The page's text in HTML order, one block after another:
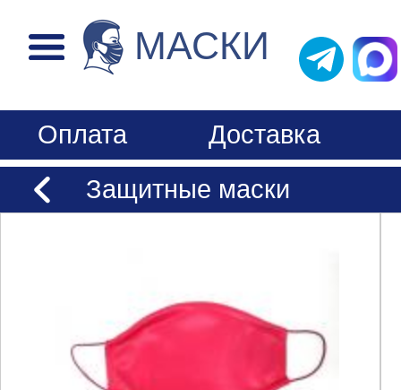
МАСКИ
Оплата
Доставка
Защитные маски